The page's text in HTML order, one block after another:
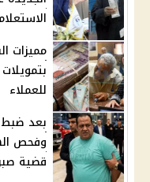
للعملاء
بعد ضبط
وفحص
قضية